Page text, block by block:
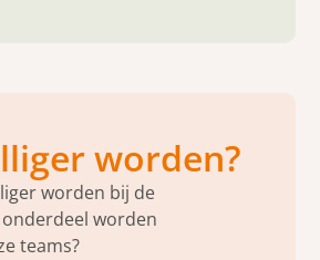
worden?
worden bij de
worden
teams?